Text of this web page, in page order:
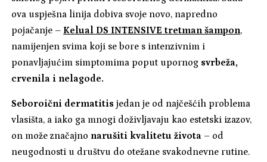
ova uspješna linija dobiva svoje novo, napredno
pojačanje – Kelual DS INTENSIVE tretman šampon,
namijenjen svima koji se bore s intenzivnim i
ponavljajućim simptomima poput upornog svrbeža,
crvenila i nelagode.
Seboroični dermatitisjedan je od najčešćih problema
vlasišta, a iako ga mnogi doživljavaju kao estetski izazov,
on može značajno narušiti kvalitetu života – od
neugodnosti u društvu do otežane svakodnevne rutine.